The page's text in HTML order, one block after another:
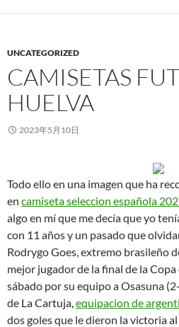
UNCATEGORIZED
CAMISETAS
HUELVA
2023年5月10日
Todo ello en una imagen que ha
en camiseta seleccion española
algo en mí que me decía que yo
con 11 años y un pasado que
Rodrygo Goes, extremo brasileño
mejor jugador de la final de la Copa
sábado por su equipo a Osasuna
de La Cartuja,equipacion de
dos goles que le dieron la victoria